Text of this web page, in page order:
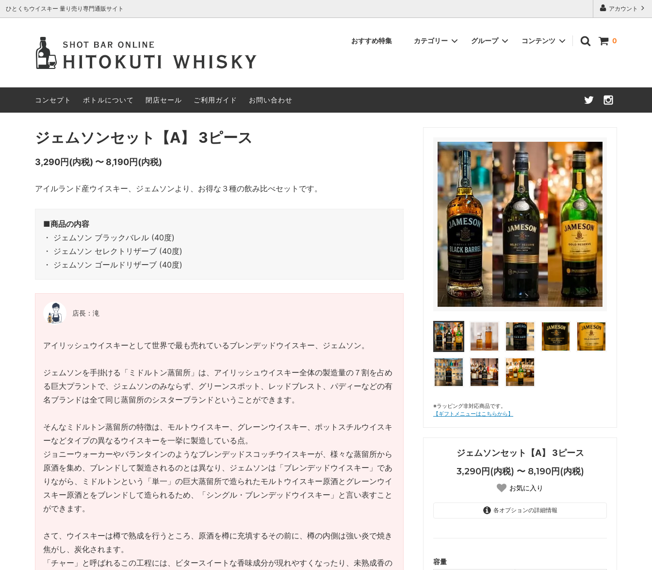
アカウント
ひとくちウイスキー 量り売り専門通販サイト
0
おすすめ特集 カテゴリー
その他の酒類 スペシャルセットメニュー #なぞときモルト 【期間限定】
グループ コンテンツ
コンセプト ボトルについて 閉店セール ご利用ガイド お問い合わせ
※ラッピング非対応商品です。
【ギフトメニューはこちらから】
ジェムソンセット【A】 3ピース
3,290円(内税) 〜 8,190円(内税)
お気に入り
各オプションの詳細情報
容量
ジェムソンセット【A】 3ピース
3,290円(内税) 〜 8,190円(内税)
アイルランド産ウイスキー、ジェムソンより、お得な３種の飲み比べセットです。
■商品の内容
・ ジェムソン ブラックバレル (40度)
・ ジェムソン セレクトリザーブ (40度)
・ ジェムソン ゴールドリザーブ (40度)
店長：滝
アイリッシュウイスキーとして世界で最も売れているブレンデッドウイスキー、ジェムソン。
ジェムソンを手掛ける「ミドルトン蒸留所」は、アイリッシュウイスキー全体の製造量の７割を占め
る巨大プラントで、ジェムソンのみならず、グリーンスポット、レッドブレスト、パディーなどの有
名ブランドは全て同じ蒸留所のシスターブランドということができます。
そんなミドルトン蒸留所の特徴は、モルトウイスキー、グレーンウイスキー、ポットスチルウイスキ
ーなどタイプの異なるウイスキーを一挙に製造している点。
ジョニーウォーカーやバランタインのようなブレンデッドスコッチウイスキーが、様々な蒸留所から
原酒を集め、ブレンドして製造されるのとは異なり、ジェムソンは「ブレンデッドウイスキー」であ
りながら、ミドルトンという「単一」の巨大蒸留所で造られたモルトウイスキー原酒とグレーンウイ
スキー原酒とをブレンドして造られるため、「シングル・ブレンデッドウイスキー」と言い表すこと
ができます。
さて、ウイスキーは樽で熟成を行うところ、原酒を樽に充填するその前に、樽の内側は強い炎で焼き
焦がし、炭化されます。
「チャー」と呼ばれるこの工程には、ビタースイートな香味成分が現れやすくなったり、未熟成香の